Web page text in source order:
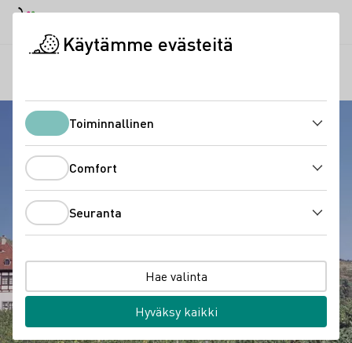
Käytämme evästeitä
Toiminnallinen
Comfort
Seuranta
Hae valinta
Hyväksy kaikki